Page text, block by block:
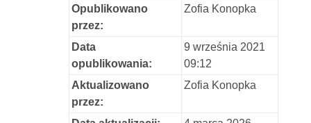
Opublikowano
przez:
Zofia Konopka
Data
opublikowania:
9 września 2021
09:12
Aktualizowano
przez:
Zofia Konopka